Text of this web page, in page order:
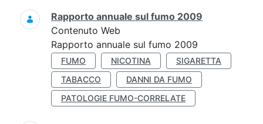
Rapporto annuale sul fumo 2009
Contenuto Web
Rapporto annuale sul fumo 2009
FUMO NICOTINA
SIGARETTA
TABACCO
DANNI DA FUMO
PATOLOGIE FUMO-CORRELATE